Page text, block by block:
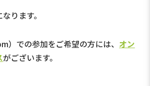
ります。
）での参加をご希望の方には、 オン
がございます。